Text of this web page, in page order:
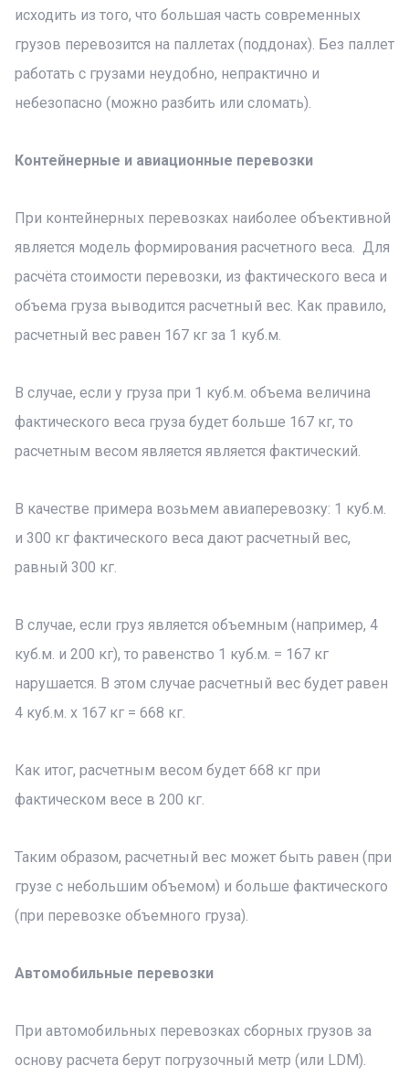
исходить из того, что большая часть современных
грузов перевозится на паллетах (поддонах). Без паллет
работать с грузами неудобно, непрактично и
небезопасно (можно разбить или сломать).
Контейнерные и авиационные перевозки
При контейнерных перевозках наиболее объективной
является модель формирования расчетного веса. Для
расчёта стоимости перевозки, из фактического веса и
объема груза выводится расчетный вес. Как правило,
расчетный вес равен 167 кг за 1 куб.м.
В случае, если у груза при 1 куб.м. объема величина
фактического веса груза будет больше 167 кг, то
расчетным весом является является фактический.
В качестве примера возьмем авиаперевозку: 1 куб.м.
и 300 кг фактического веса дают расчетный вес,
равный 300 кг.
В случае, если груз является объемным (например, 4
куб.м. и 200 кг), то равенство 1 куб.м. = 167 кг
нарушается. В этом случае расчетный вес будет равен
4 куб.м. х 167 кг = 668 кг.
Как итог, расчетным весом будет 668 кг при
фактическом весе в 200 кг.
Таким образом, расчетный вес может быть равен (при
грузе с небольшим объемом) и больше фактического
(при перевозке объемного груза).
Автомобильные перевозки
При автомобильных перевозках сборных грузов за
основу расчета берут погрузочный метр (или LDM).